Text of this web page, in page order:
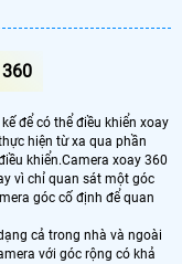
360
để có thể điều khiển xoay
hiện từ xa qua phần
khiển.Camera xoay 360
vì chỉ quan sát một góc
góc cố định để quan
cả trong nhà và ngoài
với góc rộng có khả